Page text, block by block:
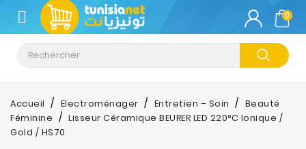
CATÉGORIE
Climatisation
Informatique
Téléphonie
0
Accueil Electroménager Entretien – Soin
Beauté
Féminine
Lisseur Céramique BEURER LED 220°C Ionique /
Gold / HS70